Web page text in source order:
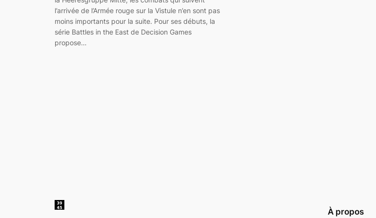
l’arrivée de l’Armée rouge sur la Vistule n’en sont pas
moins importants pour la suite. Pour ses débuts, la
série Battles in the East de Decision Games
propose…
À propos